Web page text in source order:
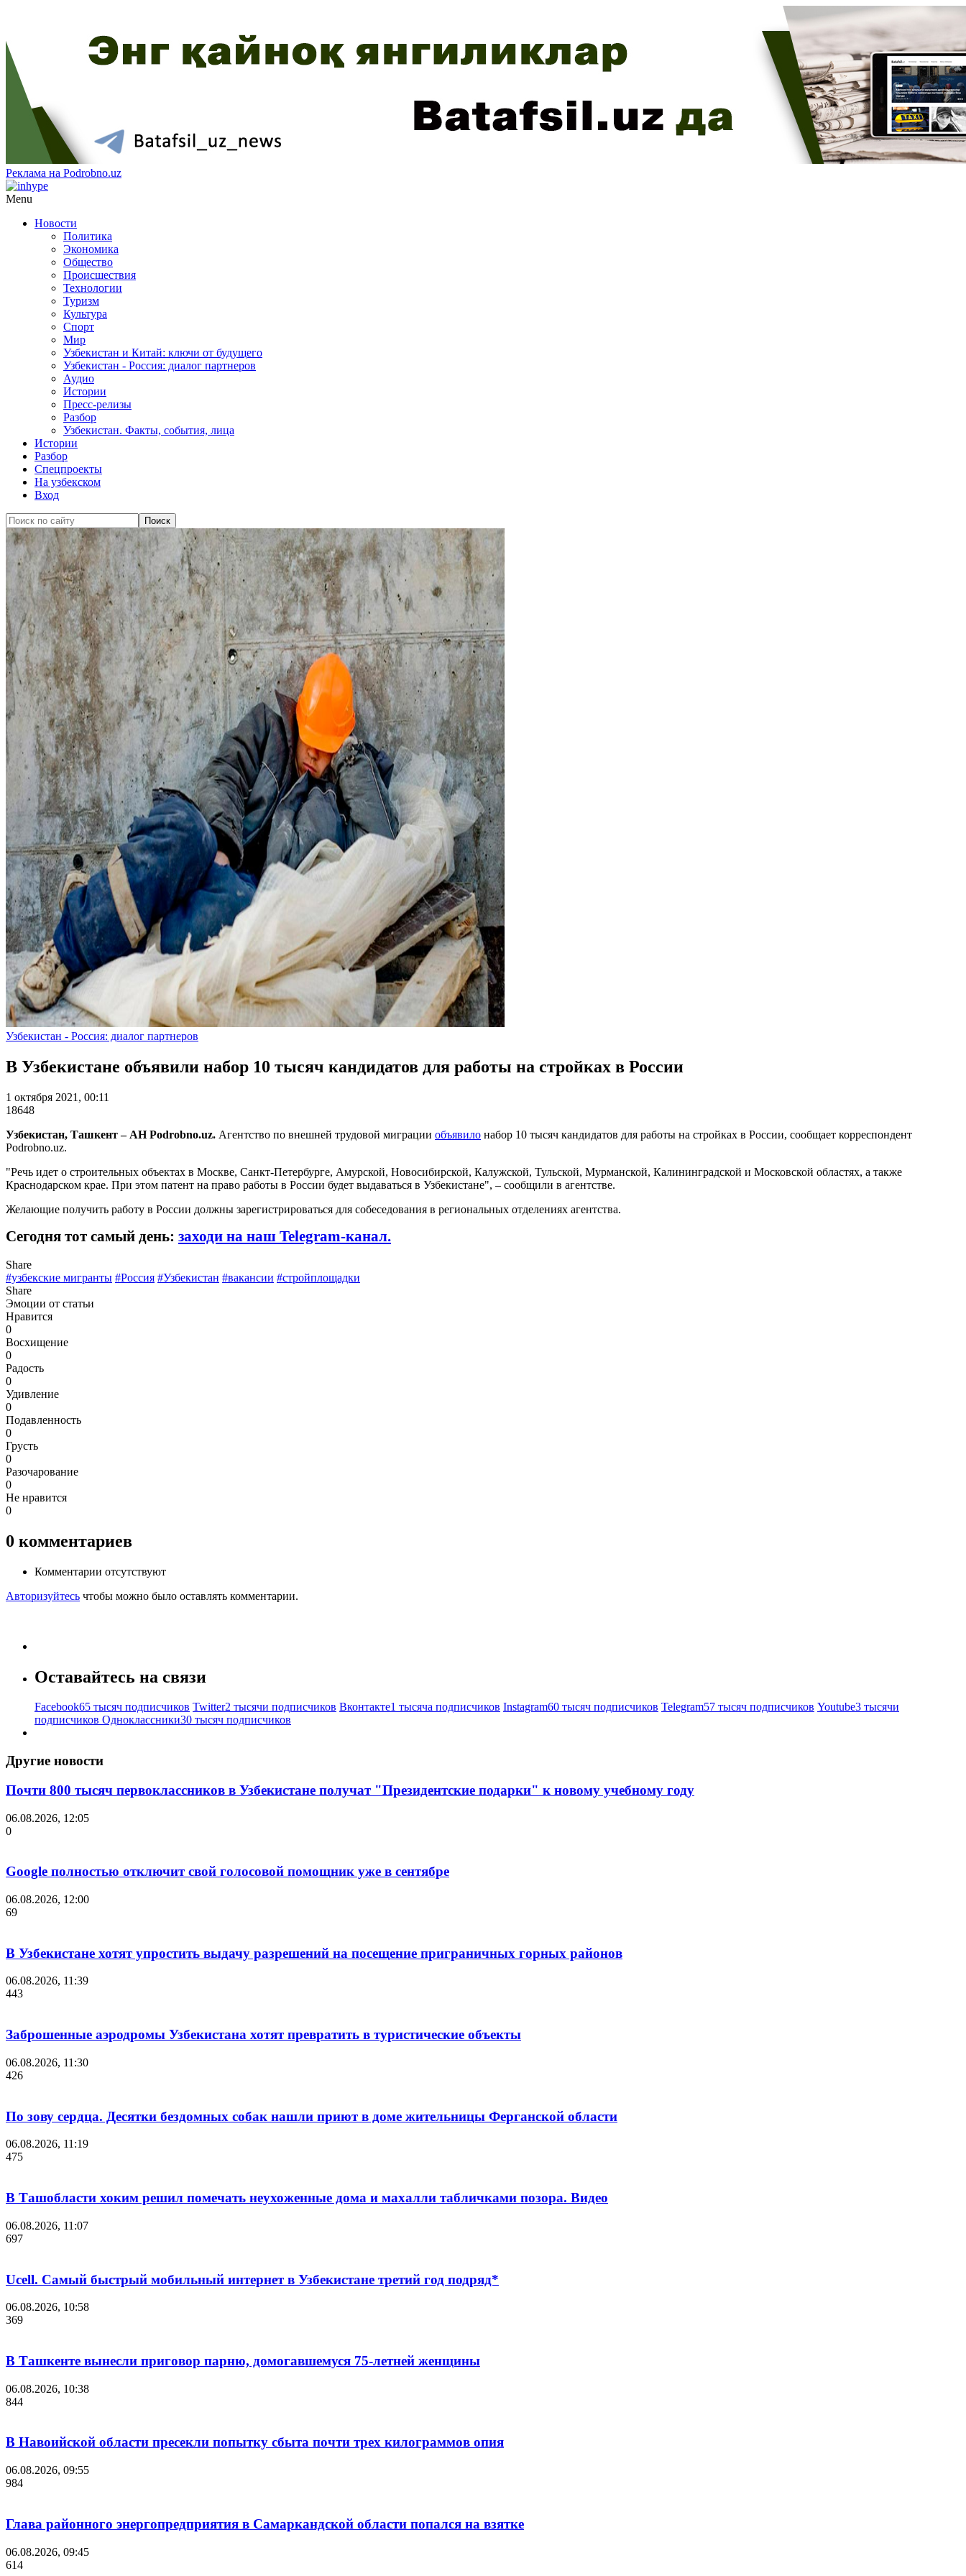
Реклама на Podrobno.uz
Menu
Новости
Политика
Экономика
Общество
Происшествия
Технологии
Туризм
Культура
Спорт
Мир
Узбекистан и Китай: ключи от будущего
Узбекистан - Россия: диалог партнеров
Аудио
Истории
Пресс-релизы
Разбор
Узбекистан. Факты, события, лица
Истории
Разбор
Спецпроекты
На узбекском
Вход
Узбекистан - Россия: диалог партнеров
В Узбекистане объявили набор 10 тысяч кандидатов для работы на стройках в России
1 октября 2021, 00:11
18648
Узбекистан, Ташкент – АН Podrobno.uz. Агентство по внешней трудовой миграции объявило набор 10 тысяч кандидатов для работы на стройках в России, сообщает корреспондент
Podrobno.uz.
"Речь идет о строительных объектах в Москве, Санкт-Петербурге, Амурской, Новосибирской, Калужской, Тульской, Мурманской, Калининградской и Московской областях, а также
Краснодарском крае. При этом патент на право работы в России будет выдаваться в Узбекистане", – сообщили в агентстве.
Желающие получить работу в России должны зарегистрироваться для собеседования в региональных отделениях агентства.
Сегодня тот самый день: заходи на наш Telegram-канал.
Share
#узбекские мигранты #Россия #Узбекистан #вакансии #стройплощадки
Share
Эмоции от статьи
Нравится
0
Восхищение
0
Радость
0
Удивление
0
Подавленность
0
Грусть
0
Разочарование
0
Не нравится
0
0 комментариев
Комментарии отсутствуют
Авторизуйтесь чтобы можно было оставлять комментарии.
Оставайтесь на связи
Facebook65 тысяч подписчиков Twitter2 тысячи подписчиков Вконтакте1 тысяча подписчиков Instagram60 тысяч подписчиков Telegram57 тысяч подписчиков Youtube3 тысячи
подписчиков Одноклассники30 тысяч подписчиков
Другие новости
Почти 800 тысяч первоклассников в Узбекистане получат "Президентские подарки" к новому учебному году
06.08.2026, 12:05
0
Google полностью отключит свой голосовой помощник уже в сентябре
06.08.2026, 12:00
69
В Узбекистане хотят упростить выдачу разрешений на посещение приграничных горных районов
06.08.2026, 11:39
443
Заброшенные аэродромы Узбекистана хотят превратить в туристические объекты
06.08.2026, 11:30
426
По зову сердца. Десятки бездомных собак нашли приют в доме жительницы Ферганской области
06.08.2026, 11:19
475
В Ташобласти хоким решил помечать неухоженные дома и махалли табличками позора. Видео
06.08.2026, 11:07
697
Ucell. Самый быстрый мобильный интернет в Узбекистане третий год подряд*
06.08.2026, 10:58
369
В Ташкенте вынесли приговор парню, домогавшемуся 75-летней женщины
06.08.2026, 10:38
844
В Навоийской области пресекли попытку сбыта почти трех килограммов опия
06.08.2026, 09:55
984
Глава районного энергопредприятия в Самаркандской области попался на взятке
06.08.2026, 09:45
614